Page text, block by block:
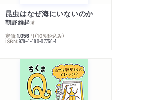
昆虫はなぜ海にいないのか
朝野維起著
定価:1,056円 （10％税込み）
ISBN:978-4-480-07756-1